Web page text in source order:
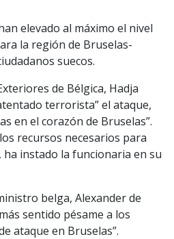
elevado al máximo el nivel
la región de Bruselas-
suecos.
de Bélgica, Hadja
terrorista” el ataque,
en el corazón de Bruselas”.
recursos necesarios para
ha instado la funcionaria en su
belga, Alexander de
sentido pésame a los
ataque en Bruselas”.